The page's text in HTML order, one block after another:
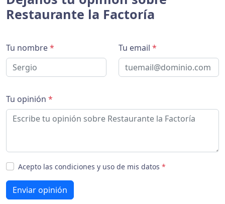
Restaurante la Factoría
Tu nombre* Tu email *
Tu opinión *
Acepto las condiciones y uso de mis datos *
Enviar opinión